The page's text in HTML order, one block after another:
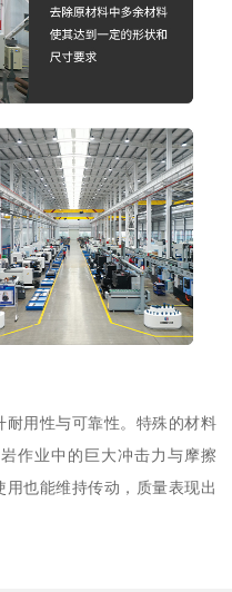
用性与可靠性。特殊的材料
作业中的巨大冲击力与摩擦
也能维持传动，质量表现出